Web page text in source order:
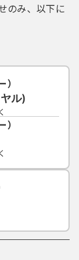
のみ、以下に
ル)